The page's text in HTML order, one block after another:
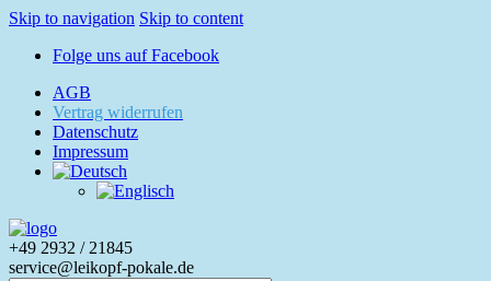
Skip to navigation Skip to content
Folge uns auf Facebook
AGB
Vertrag widerrufen
Datenschutz
Impressum
+49 2932 / 21845
service@leikopf-pokale.de